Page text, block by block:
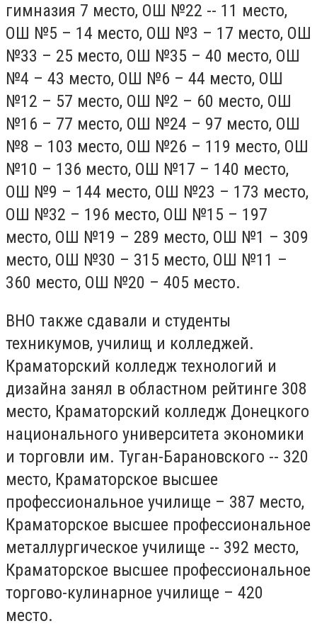
гимназия 7 место, ОШ №22 -- 11 место,
ОШ №5 – 14 место, ОШ №3 – 17 место, ОШ
№33 – 25 место, ОШ №35 – 40 место, ОШ
№4 – 43 место, ОШ №6 – 44 место, ОШ
№12 – 57 место, ОШ №2 – 60 место, ОШ
№16 – 77 место, ОШ №24 – 97 место, ОШ
№8 – 103 место, ОШ №26 – 119 место, ОШ
№10 – 136 место, ОШ №17 – 140 место,
ОШ №9 – 144 место, ОШ №23 – 173 место,
ОШ №32 – 196 место, ОШ №15 – 197
место, ОШ №19 – 289 место, ОШ №1 – 309
место, ОШ №30 – 315 место, ОШ №11 –
360 место, ОШ №20 – 405 место.
ВНО также сдавали и студенты
техникумов, училищ и колледжей.
Краматорский колледж технологий и
дизайна занял в областном рейтинге 308
место, Краматорский колледж Донецкого
национального университета экономики
и торговли им. Туган-Барановского -- 320
место, Краматорское высшее
профессиональное училище – 387 место,
Краматорское высшее профессиональное
металлургическое училище -- 392 место,
Краматорское высшее профессиональное
торгово-кулинарное училище – 420
место.